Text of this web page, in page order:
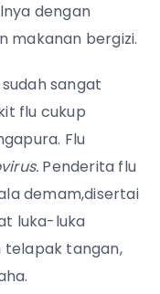
dengan
makanan bergizi.
sangat
flu cukup
Flu
Penderita flu
demam,disertai
luka-luka
telapak tangan,